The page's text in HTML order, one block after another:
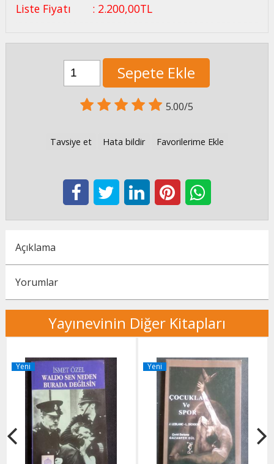
Liste Fiyatı : 2.200,00TL
Sepete Ekle
5.00/5
Tavsiye et Hata bildir Favorilerime Ekle
Açıklama
Yorumlar
Yayınevinin Diğer Kitapları
Yeni Yeni